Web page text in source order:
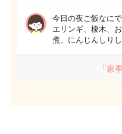
今日の夜ご飯なに
エリンギ、榎木、
煮、にんじんしり
「家